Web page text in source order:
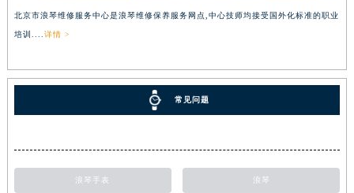
北京市浪琴维修服务中心是浪琴维修保养服务网点,中心技师均接受国外化标准的职业
培训.... 详情 >
常见问题
浪琴手表 浪琴